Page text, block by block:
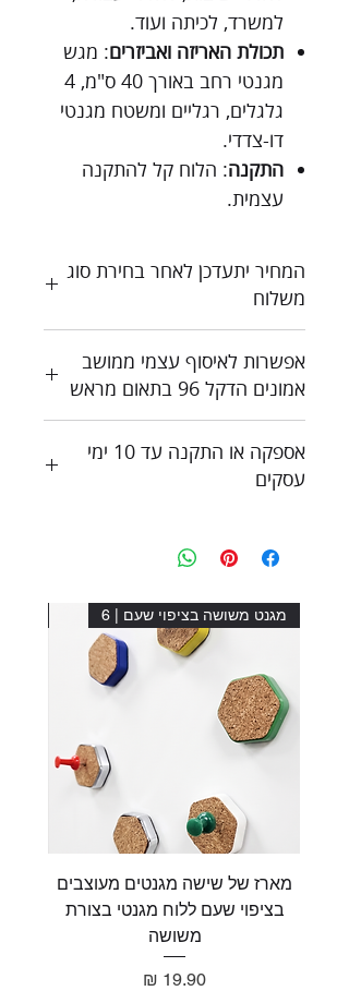
למשרד, לכיתה ועוד.
תכולת האריזה ואביזרים: מגש
מגנטי רחב באורך 40 ס"מ, 4
גלגלים, רגליים ומשטח מגנטי
דו-צדדי.
התקנה: הלוח קל להתקנה
עצמית.
המחיר יתעדכן לאחר בחירת סוג
משלוח
צור קשר לקבלת הצעת מחיר
אפשרות לאיסוף עצמי ממושב
אמונים הדקל 96 בתאום מראש
אספקה או התקנה עד 10 ימי
עסקים
מגנט משושה בציפוי שעם | 6
מארז של שישה מגנטים מעוצבים
בציפוי שעם ללוח מגנטי בצורת
משושה
מחיר